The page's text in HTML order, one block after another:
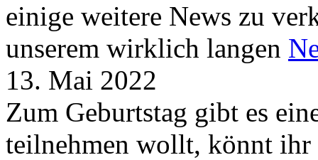
einige weitere News zu
unserem wirklich langen
13. Mai 2022
Zum Geburtstag gibt es
teilnehmen wollt, könnt